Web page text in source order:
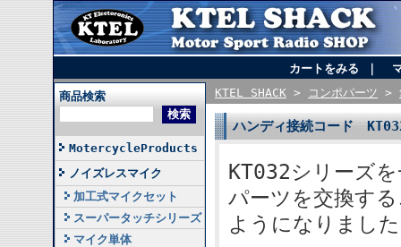
カートをみる
商品検索
MotercycleProducts
ノイズレスマイク
加工式マイクセット
スーパータッチシリーズ
マイク単体
KTEL SHACK > コンポパーツ >
ハンディ接続コード
KT032シリーズ
パーツを交換す
ようになりまし